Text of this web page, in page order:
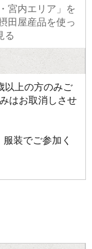
宮内エリア」を
田屋産品を使っ
る
以上の方のみご
はお取消しさせ
装でご参加く